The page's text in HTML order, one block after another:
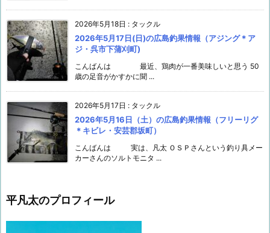
2026年5月18日 : タックル
2026年5月17日(日)の広島釣果情報（アジング＊ア
ジ・呉市下蒲刈町)
こんばんは 最近、鶏肉が一番美味しいと思う 50
歳の足音がかすかに聞 ...
2026年5月17日 : タックル
2026年5月16日（土）の広島釣果情報（フリーリグ
＊キビレ・安芸郡坂町）
こんばんは 実は、凡太 ＯＳＰさんという釣り具メー
カーさんのソルトモニタ ...
平凡太のプロフィール